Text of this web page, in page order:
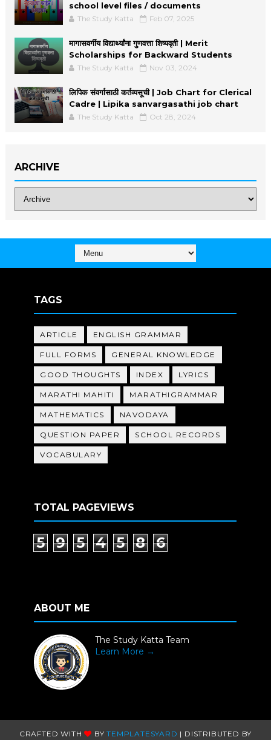
school level files / documents
The Study Katta Feb 07, 2025
मागासवर्गीय विद्यार्थ्यांना गुणवत्ता शिष्यवृती | Merit
Scholarships for Backward Students
The Study Katta Nov 03, 2024
लिपिक संवर्गासाठी कर्तव्यसूची | Job Chart for Clerical
Cadre | Lipika sanvargasathi job chart
The Study Katta Oct 28, 2024
ARCHIVE
TAGS
ARTICLE ENGLISH GRAMMAR
FULL FORMS GENERAL KNOWLEDGE
GOOD THOUGHTS INDEX LYRICS
MARATHI MAHITI MARATHIGRAMMAR
MATHEMATICS NAVODAYA
QUESTION PAPER SCHOOL RECORDS
VOCABULARY
TOTAL PAGEVIEWS
5 9 5 4 5 8 6
ABOUT ME
The Study Katta Team
Learn More →
CRAFTED WITH BYTEMPLATESYARD | DISTRIBUTED BY